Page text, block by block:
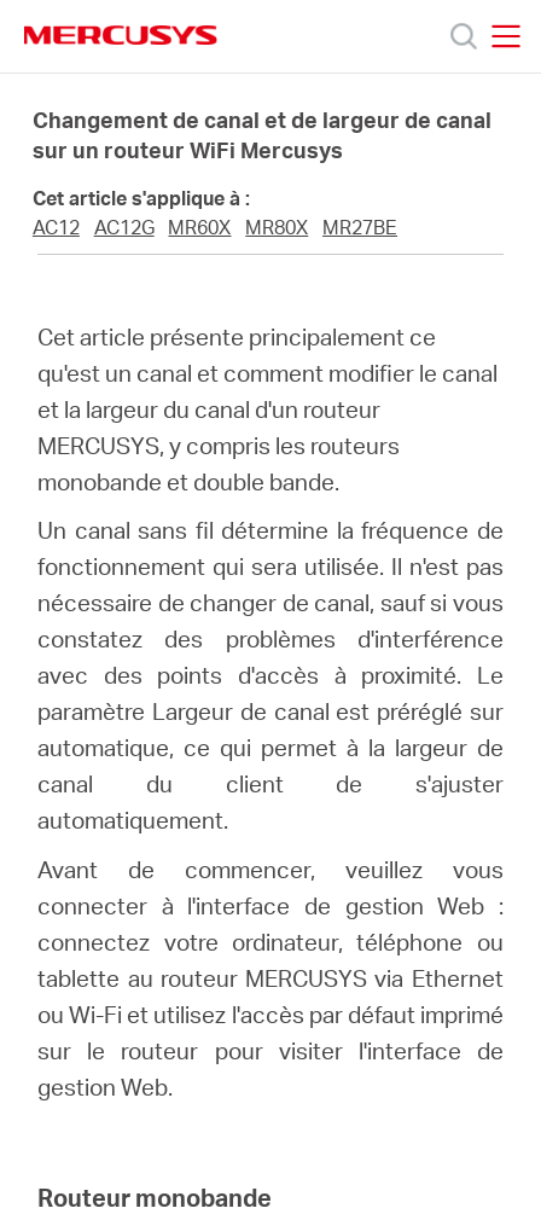
navigation
Produits
propos
Mercusys
Canada
Changement de canal et de largeur de canal
sur un routeur WiFi Mercusys
Cet article s'applique à :
AC12
AC12G MR60X MR80X MR27BE
Cet article présente principalement ce
qu'est un canal et comment modifier le canal
et la largeur du canal d'un routeur
MERCUSYS, y compris les routeurs
monobande et double bande.
Un canal sans fil détermine la fréquence de
fonctionnement qui sera utilisée. Il n'est pas
nécessaire de changer de canal, sauf si vous
constatez des problèmes d'interférence
avec des points d'accès à proximité. Le
paramètre Largeur de canal est préréglé sur
automatique, ce qui permet à la largeur de
canal du client de s'ajuster
automatiquement.
Avant de commencer, veuillez vous
connecter à l'interface de gestion Web :
connectez votre ordinateur, téléphone ou
tablette au routeur MERCUSYS via Ethernet
ou Wi-Fi et utilisez l'accès par défaut imprimé
sur le routeur pour visiter l'interface de
gestion Web.
Routeur monobande